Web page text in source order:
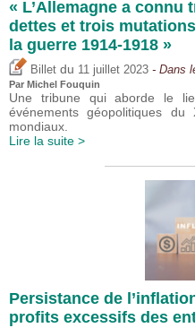
« L’Allemagne a connu
dettes et trois
la guerre 1914-1918 »
Billet du 11 juillet 2023 - Dans
Par Michel Fouquin
Une tribune qui aborde le
événements géopolitiques
mondiaux.
Lire la suite >
Persistance de
profits excessifs des